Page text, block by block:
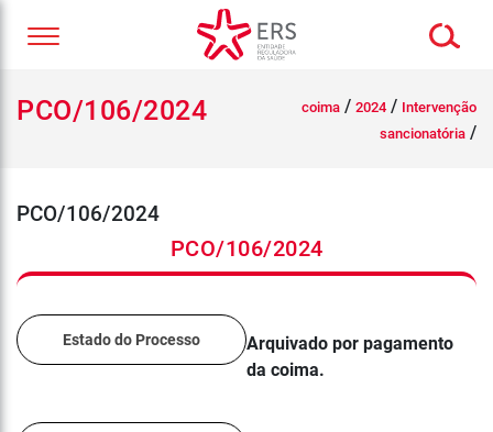
PCO/106/2024 coima / 2024 / Intervenção
sancionatória /
PCO/106/2024
PCO/106/2024
Estado do Processo
Arquivado por pagamento
da coima.